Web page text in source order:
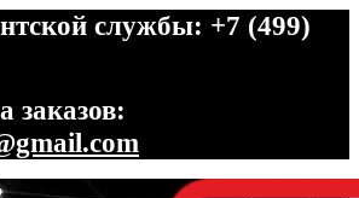
службы: +7 (499)
заказов: